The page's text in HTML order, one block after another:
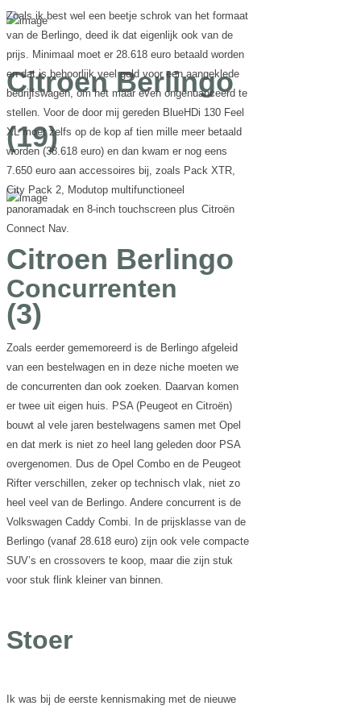
Citroen Berlingo
(19)
Citroen Berlingo
(3)
Zoals ik best wel een beetje schrok van het formaat
van de Berlingo, deed ik dat eigenlijk ook van de
prijs. Minimaal moet er 28.618 euro betaald worden
en dat is behoorlijk veel geld voor een aangeklede
bedrijfswagen, om het maar even ongenuanceerd te
stellen. Voor de door mij gereden BlueHDi 130 Feel
XL moet zelfs op de kop af tien mille meer betaald
worden (38.618 euro) en dan kwam er nog eens
7.650 euro aan accessoires bij, zoals Pack XTR,
City Pack 2, Modutop multifunctioneel
panoramadak en 8-inch touchscreen plus Citroën
Connect Nav.
Concurrenten
Zoals eerder gememoreerd is de Berlingo afgeleid
van een bestelwagen en in deze niche moeten we
de concurrenten dan ook zoeken. Daarvan komen
er twee uit eigen huis. PSA (Peugeot en Citroën)
bouwt al vele jaren bestelwagens samen met Opel
en dat merk is niet zo heel lang geleden door PSA
overgenomen. Dus de Opel Combo en de Peugeot
Rifter verschillen, zeker op technisch vlak, niet zo
heel veel van de Berlingo. Andere concurrent is de
Volkswagen Caddy Combi. In de prijsklasse van de
Berlingo (vanaf 28.618 euro) zijn ook vele compacte
SUV’s en crossovers te koop, maar die zijn stuk
voor stuk flink kleiner van binnen.
Stoer
Ik was bij de eerste kennismaking met de nieuwe